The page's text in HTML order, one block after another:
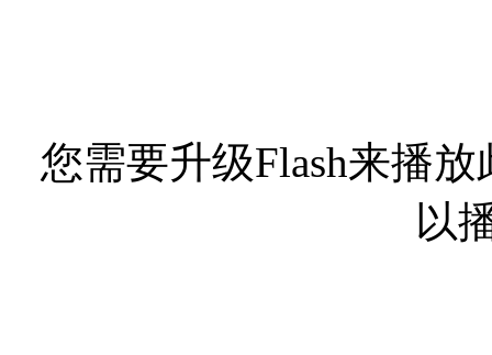
您需要升级Flash来播放
以